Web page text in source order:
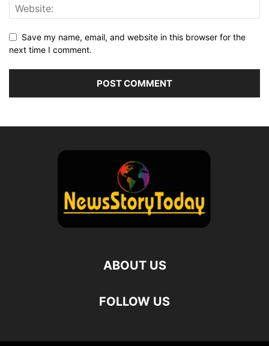
Save my name, email, and website in this browser for the
next time I comment.
ABOUT US
FOLLOW US